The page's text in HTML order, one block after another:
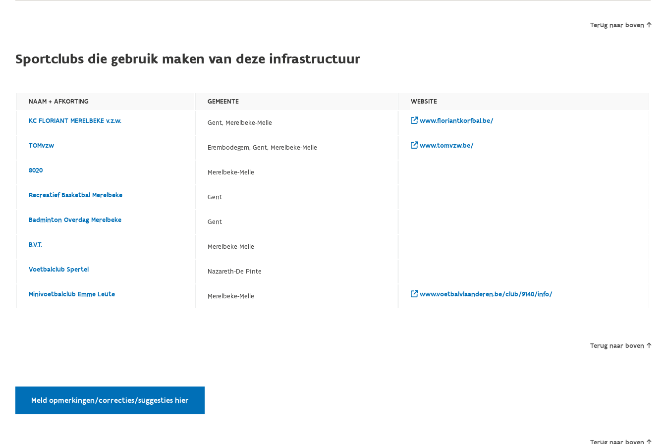
Terug naar boven
Sportclubs die gebruik maken van deze infrastructuur
NAAM + AFKORTING GEMEENTE WEBSITE
KC FLORIANT MERELBEKE v.z.w. Gent, Merelbeke-Melle www.floriantkorfbal.be/
TOMvzw Erembodegem, Gent, Merelbeke-Melle www.tomvzw.be/
8020 Merelbeke-Melle
Recreatief Basketbal Merelbeke Gent
Badminton Overdag Merelbeke Gent
B.V.T. Merelbeke-Melle
Voetbalclub Spertel Nazareth-De Pinte
Minivoetbalclub Emme Leute Merelbeke-Melle www.voetbalvlaanderen.be/club/9140/info/
Terug naar boven
Meld opmerkingen/correcties/suggesties hier